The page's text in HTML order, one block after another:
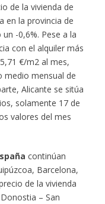
de la vivienda de
en la provincia de
-0,6%. Pese a la
con el alquiler más
€/m2 al mes,
medio mensual de
Alicante se sitúa
solamente 17 de
valores del mes
continúan
Barcelona,
de la vivienda
– San